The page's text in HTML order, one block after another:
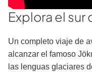
Explora el sur
Un completo viaje de
alcanzar el famoso
las lenguas glaciares